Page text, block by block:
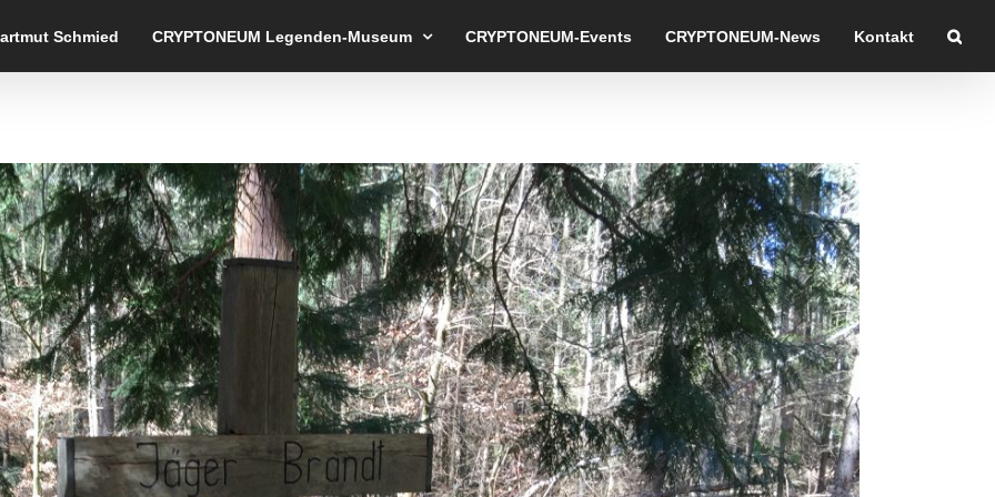
Schmied CRYPTONEUM Legenden-Museum CRYPTONEUM-Events CRYPTONEUM-News Kontakt